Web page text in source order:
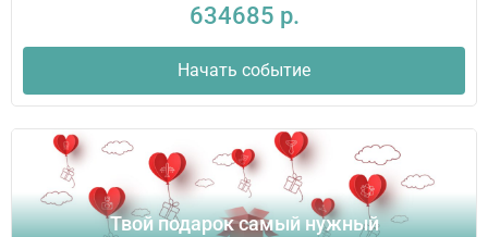
634685 р.
Начать событие
Твой подарок самый нужный